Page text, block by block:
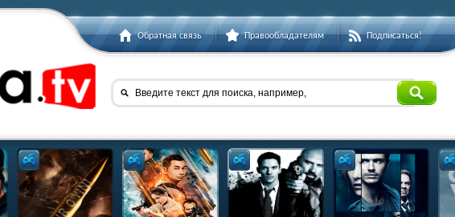
Обратная связь Правообладателям Подписаться!
Введите текст для поиска, например,